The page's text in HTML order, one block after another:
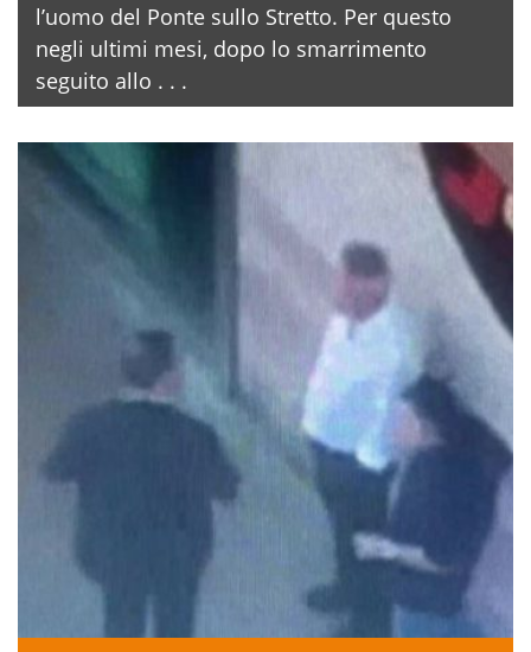
l’uomo del Ponte sullo Stretto. Per questo
negli ultimi mesi, dopo lo smarrimento
seguito allo . . .